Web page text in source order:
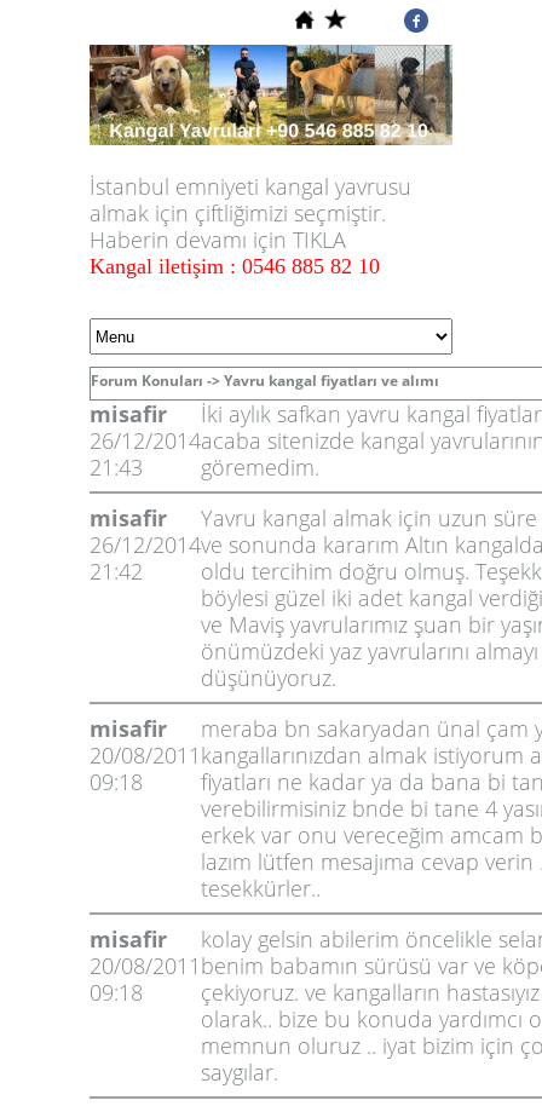
İstanbul emniyeti kangal yavrusu
almak için çiftliğimizi seçmiştir.
Haberin devamı için TIKLA
Kangal iletişim : 0546 885 82 10
Forum Konuları -> Yavru kangal fiyatları ve alımı
misafir
26/12/2014
21:43
İki aylık safkan yavru kangal
acaba sitenizde kangal
göremedim.
misafir
26/12/2014
21:42
Yavru kangal almak için uzun süre
ve sonunda kararım Altın
oldu tercihim doğru olmuş.
böylesi güzel iki adet kangal
ve Maviş yavrularımız şuan bir
önümüzdeki yaz yavrularını almayı
düşünüyoruz.
misafir
20/08/2011
09:18
meraba bn sakaryadan ünal çam
kangallarınızdan almak istiyorum
fiyatları ne kadar ya da bana bi
verebilirmisiniz bnde bi tane 4
erkek var onu vereceğim amcam
lazım lütfen mesajıma cevap verin
tesekkürler..
misafir
20/08/2011
09:18
kolay gelsin abilerim öncelikle
benim babamın sürüsü var ve
çekiyoruz. ve kangalların
olarak.. bize bu konuda yardımcı
memnun oluruz .. iyat bizim için
saygılar.